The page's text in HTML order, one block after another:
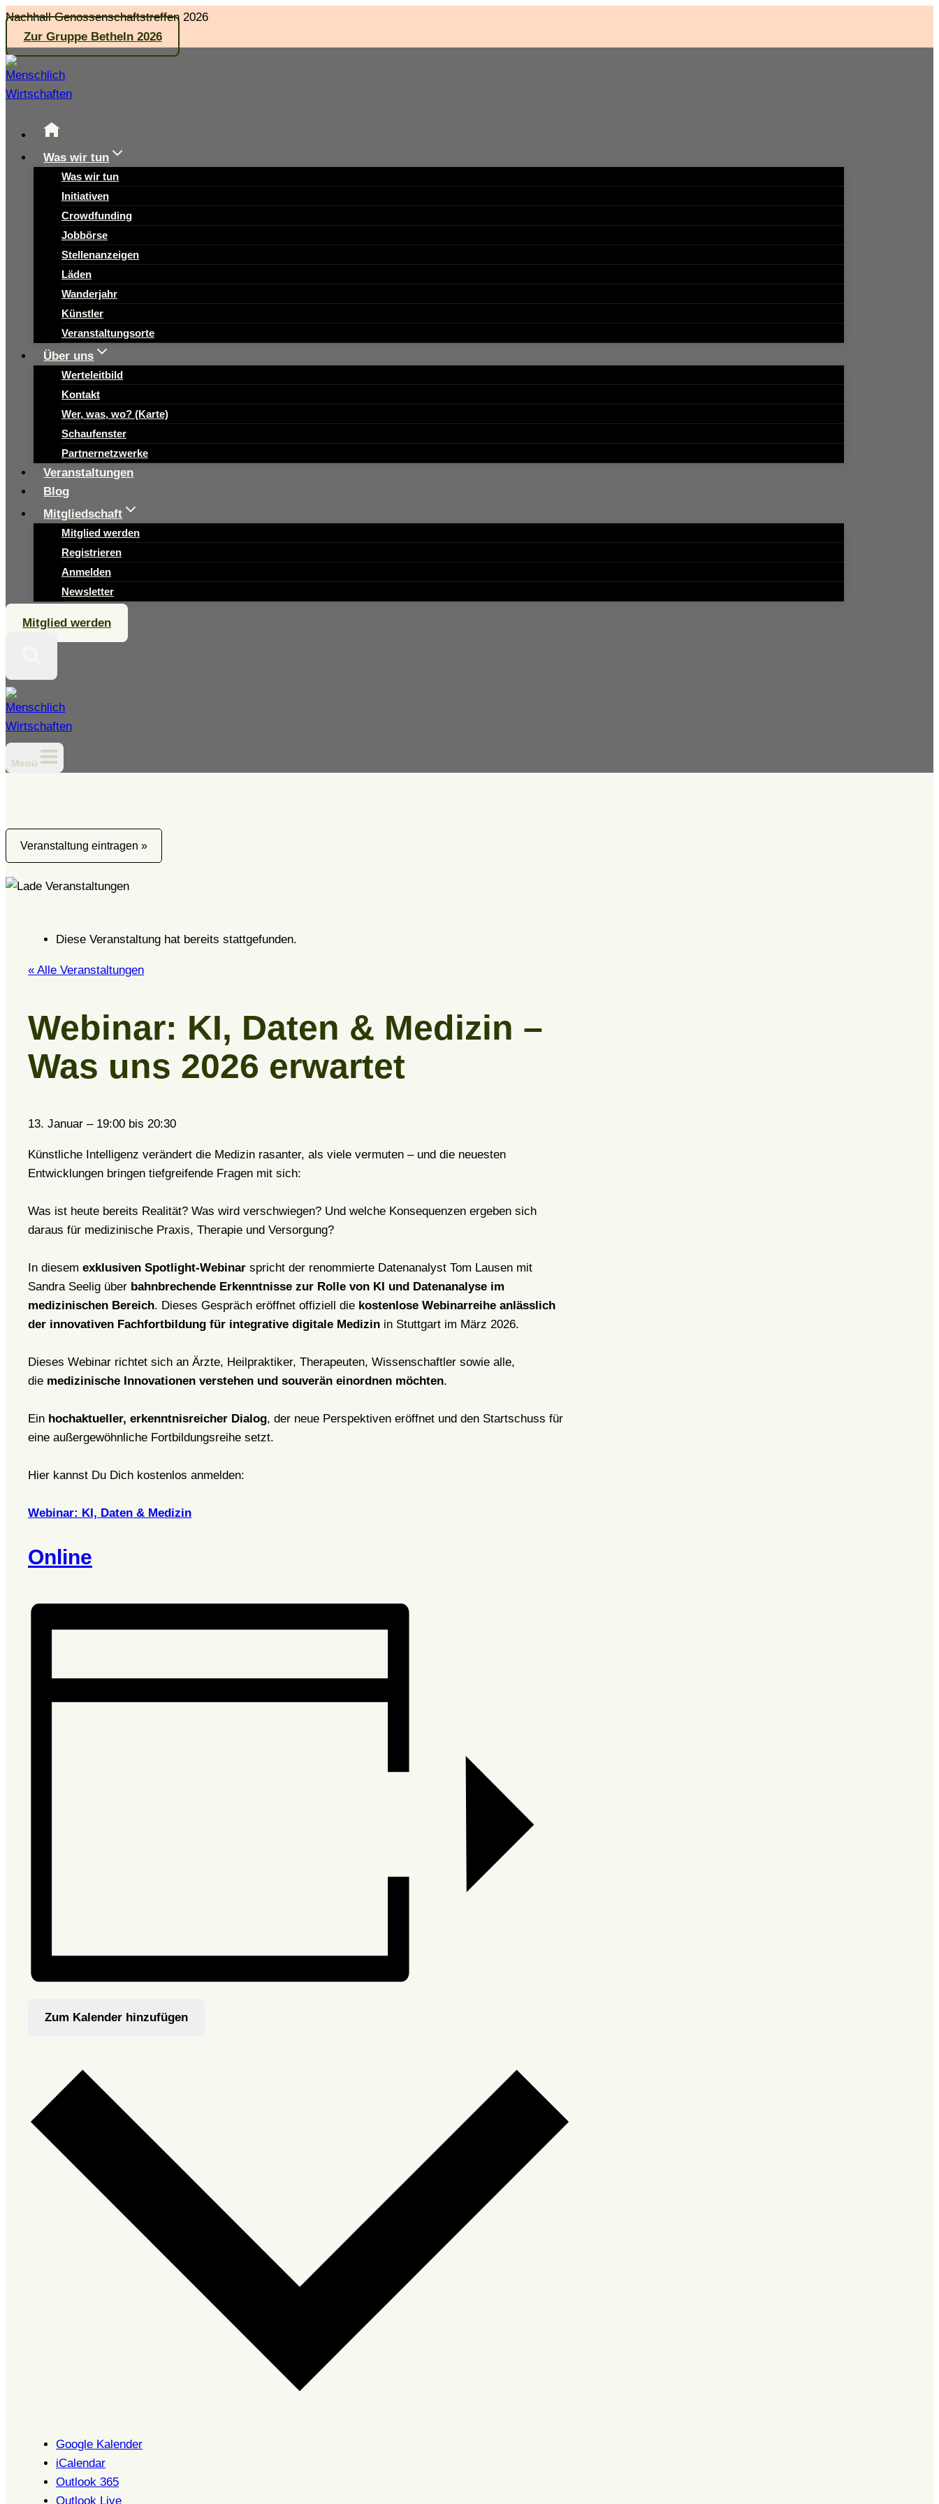
Zum
Inhalt
springen
Nachhall Genossenschaftstreffen 2026
Zur Gruppe Betheln 2026
Was wir tun
Was wir tun
Initiativen
Crowdfunding
Jobbörse
Stellenanzeigen
Läden
Wanderjahr
Künstler
Veranstaltungsorte
Über uns
Werteleitbild
Kontakt
Wer, was, wo? (Karte)
Schaufenster
Partnernetzwerke
Veranstaltungen
Blog
Mitgliedschaft
Mitglied werden
Registrieren
Anmelden
Newsletter
Mitglied werden
Menü
Veranstaltung eintragen »
Diese Veranstaltung hat bereits stattgefunden.
« Alle Veranstaltungen
Webinar: KI, Daten & Medizin –
Was uns 2026 erwartet
13. Januar – 19:00 bis 20:30
Künstliche Intelligenz verändert die Medizin rasanter, als viele vermuten – und die neuesten
Entwicklungen bringen tiefgreifende Fragen mit sich:
Was ist heute bereits Realität? Was wird verschwiegen? Und welche Konsequenzen ergeben sich
daraus für medizinische Praxis, Therapie und Versorgung?
In diesem exklusiven Spotlight-Webinar spricht der renommierte Datenanalyst Tom Lausen mit
Sandra Seelig über bahnbrechende Erkenntnisse zur Rolle von KI und Datenanalyse im
medizinischen Bereich. Dieses Gespräch eröffnet offiziell die kostenlose Webinarreihe anlässlich
der innovativen Fachfortbildung für integrative digitale Medizin in Stuttgart im März 2026.
Dieses Webinar richtet sich an Ärzte, Heilpraktiker, Therapeuten, Wissenschaftler sowie alle,
die medizinische Innovationen verstehen und souverän einordnen möchten.
Ein hochaktueller, erkenntnisreicher Dialog, der neue Perspektiven eröffnet und den Startschuss für
eine außergewöhnliche Fortbildungsreihe setzt.
Hier kannst Du Dich kostenlos anmelden:
Webinar: KI, Daten & Medizin
Online
Zum Kalender hinzufügen
Google Kalender
iCalendar
Outlook 365
Outlook Live